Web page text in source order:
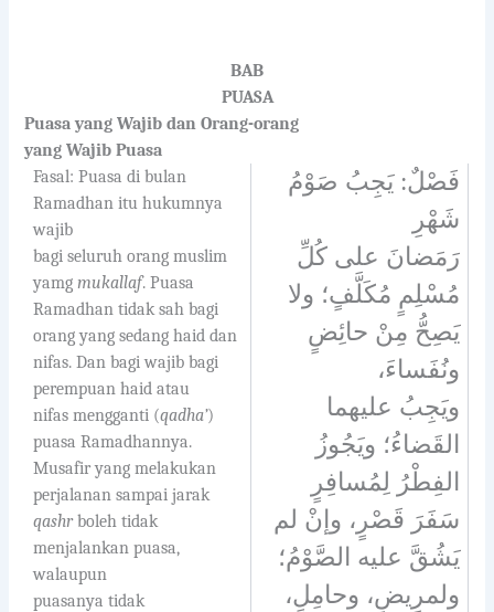
BAB
PUASA
Puasa yang Wajib dan Orang-orang
yang Wajib Puasa
Fasal: Puasa di bulan
Ramadhan itu hukumnya
wajib
bagi seluruh orang muslim
yamg mukallaf. Puasa
Ramadhan tidak sah bagi
orang yang sedang haid dan
nifas. Dan bagi wajib bagi
perempuan haid atau
nifas mengganti (qadha’)
puasa Ramadhannya.
Musafir yang melakukan
perjalanan sampai jarak
qashrboleh tidak
menjalankan puasa,
walaupun
puasanya tidak
فَصْلٌ: يَجِبُ صَوْمُ
شَهْرِ
رَمَضانَ على كُلِّ
مُسْلِمٍ مُكَلَّفٍ؛ ولا
يَصِحُّ مِنْ حائِضٍ
ونُفَساءَ،
ويَجِبُ عليهما
القَضاءُ؛ ويَجُوزُ
الفِطْرُ لِمُسافِرٍ
سَفَرَ قَصْرٍ، وإنْ لم
يَشُقَّ عليه الصَّوْمُ؛
ولمرِيضٍ، وحامِلٍ،